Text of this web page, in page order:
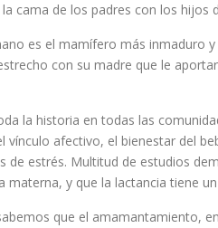
cama de los padres con los
es el mamífero más inmaduro
con su madre que le
la historia en todas las
vínculo afectivo, el bienestar del
de estrés. Multitud de estudios
materna, y que la lactancia tiene
que el amamantamiento,